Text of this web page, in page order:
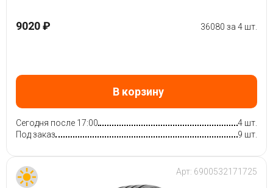
9020 ₽ 36080 за 4 шт.
В корзину
Сегодня после 17:00
4 шт.
Под заказ
9 шт.
Арт: 6900532171725